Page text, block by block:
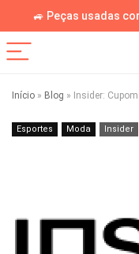
🚙 Peças usadas
Início » Blog » Insider:
Esportes Moda Insider